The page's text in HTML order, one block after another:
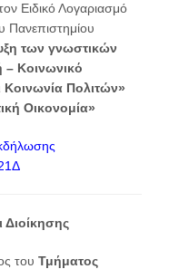
Ειδικό Λογαριασμό
Πανεπιστημίου
των γνωστικών
– Κοινωνικό
Κοινωνία Πολιτών»
Οικονομία»
του Τμήματος